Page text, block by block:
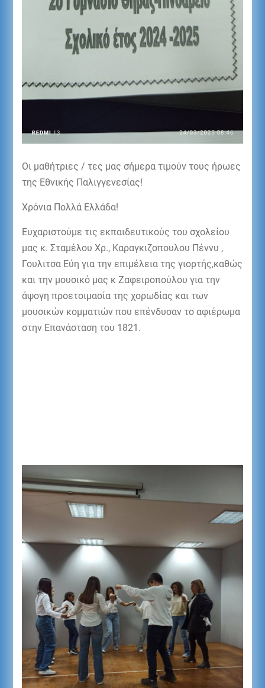
Οι μαθήτριες / τες μας σήμερα τιμούν τους ήρωες
της Εθνικής Παλιγγενεσίας!
Χρόνια Πολλά Ελλάδα!
Ευχαριστούμε τις εκπαιδευτικούς του σχολείου
μας κ. Σταμέλου Χρ., Καραγκιζοπουλου Πέννυ ,
Γουλιτσα Εύη για την επιμέλεια της γιορτής,καθώς
και την μουσικό μας κ Ζαφειροπούλου για την
άψογη προετοιμασία της χορωδίας και των
μουσικών κομματιών που επένδυσαν το αφιέρωμα
στην Επανάσταση του 1821.